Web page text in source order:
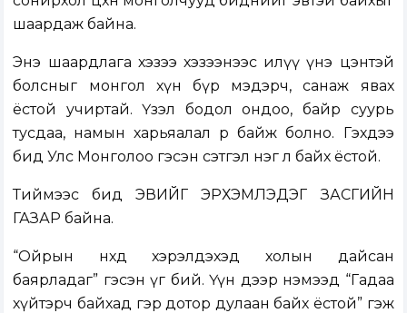
шаардаж байна.
Энэ шаардлага хэзээ хэзээнээс илүү үнэ цэнтэй
болсныг монгол хүн бүр мэдэрч, санаж явах
ёстой учиртай. Үзэл бодол ондоо, байр суурь
тусдаа, намын харьяалал өөр байж болно. Гэхдээ
бид Улс Монголоо гэсэн сэтгэл нэг л байх ёстой.
Тиймээс бид ЭВИЙГ ЭРХЭМЛЭДЭГ ЗАСГИЙН
ГАЗАР байна.
“Ойрын нөхөд хэрэлдэхэд холын дайсан
баярладаг” гэсэн үг бий. Үүн дээр нэмээд “Гадаа
хүйтэрч байхад гэр дотор дулаан байх ёстой” гэж